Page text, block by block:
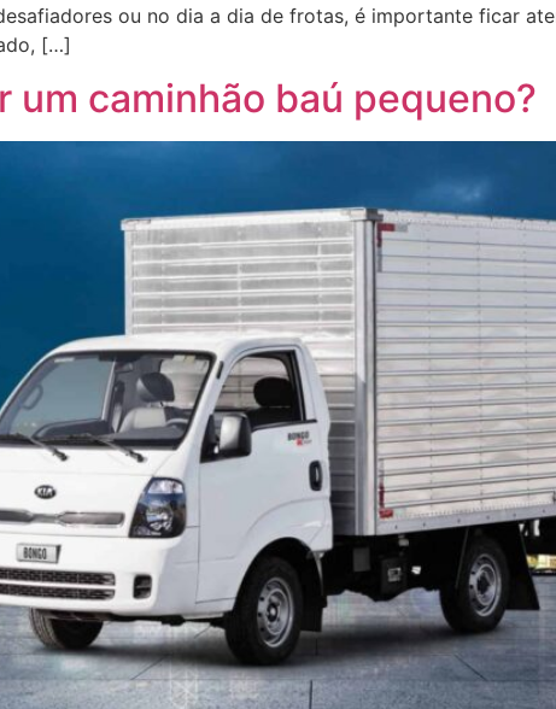
ou no dia a dia de frotas, é importante ficar
[…]
um caminhão baú pequeno?